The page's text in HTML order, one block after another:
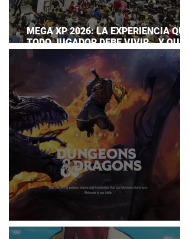
MEGA XP 2026: LA EXPERIENCIA QUE
TODO JUGADOR DEBE VIVIR… Y QUE
AHORA PUEDES DISFRUTAR A TU
DUNGEONS & DRAGONS ¿TE